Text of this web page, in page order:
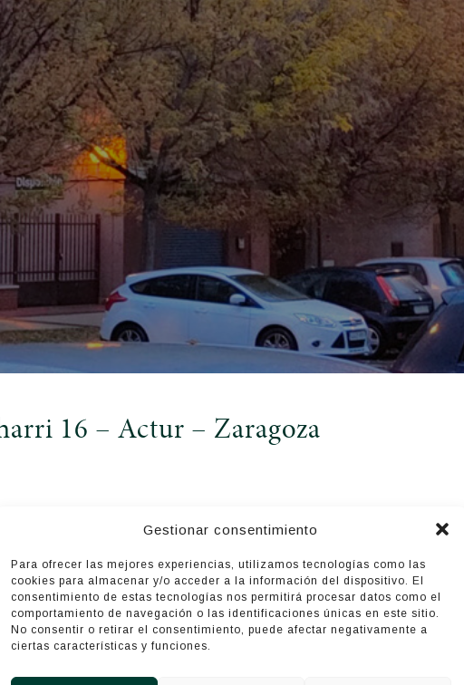
Gestionar consentimiento
Para ofrecer las mejores experiencias, utilizamos tecnologías como las
cookies para almacenar y/o acceder a la información del dispositivo. El
consentimiento de estas tecnologías nos permitirá procesar datos como el
comportamiento de navegación o las identificaciones únicas en este sitio.
No consentir o retirar el consentimiento, puede afectar negativamente a
ciertas características y funciones.
16 – Actur – Zaragoza
Local en el Actur. Muy próximo a Grancasa y
Local instalado y dividido en dos zonas una destinada a
accesos, uno de ellos con puerta peatonal (oficinas) y otro